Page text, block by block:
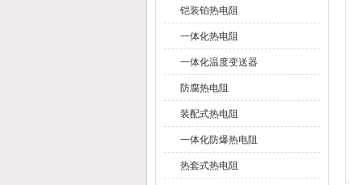
铠装铂热电阻
一体化热电阻
一体化温度变送器
防腐热电阻
装配式热电阻
一体化防爆热电阻
热套式热电阻